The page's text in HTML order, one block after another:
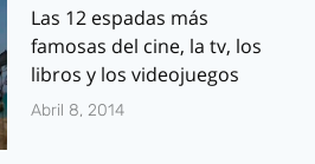
Las 12 espadas más
famosas del cine, la tv, los
libros y los videojuegos
Abril 8, 2014